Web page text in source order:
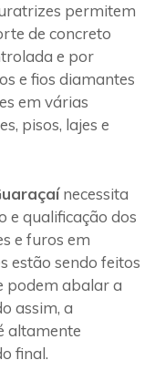
permitem
de concreto
e por
e fios diamantes
em várias
pisos, lajes e
necessita
e qualificação dos
e furos em
estão sendo feitos
podem abalar a
assim, a
altamente
final.